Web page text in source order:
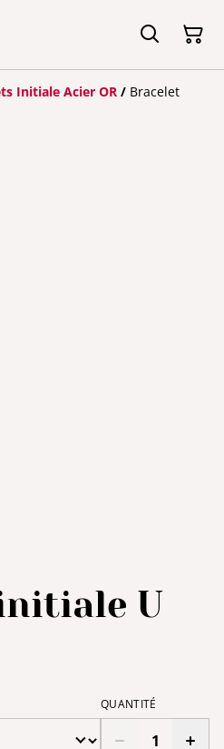
Initiale Acier OR / Bracelet
U
QUANTITÉ